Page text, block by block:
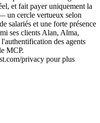
et fait payer uniquement la
un cercle vertueux selon
salariés et une forte présence
ses clients Alan, Alma,
des agents
MCP.
privacy pour plus